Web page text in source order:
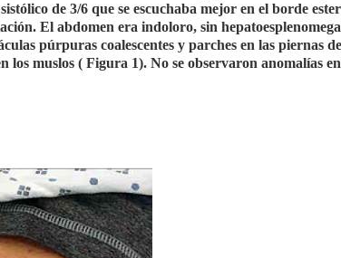
de 3/6 que se escuchaba mejor en el borde
El abdomen era indoloro, sin
púrpuras coalescentes y parches en las piernas
muslos ( Figura 1). No se observaron anomalías